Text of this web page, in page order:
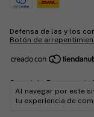
Al navegar por este
tu experiencia de
Defensa de las y los
Botón de
Copyright Puercoespin